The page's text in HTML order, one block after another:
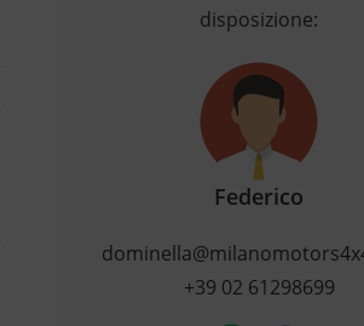
disposizione:
Federico
+39 02 61298699